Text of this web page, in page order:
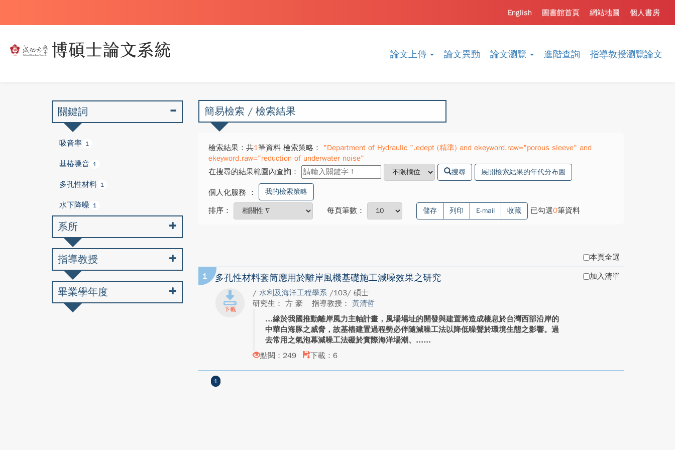
論文上傳 論文異動 論文瀏覽 進階查詢 指導教授瀏覽論文
個人書房
網站地圖
圖書館首頁
English
簡易檢索 / 檢索結果
檢索結果：共1筆資料 檢索策略：
"Department of Hydraulic ".edept (精準) and ekeyword.raw="porous sleeve" and
ekeyword.raw="reduction of underwater noise"
在搜尋的結果範圍內查詢：
搜尋 展開檢索結果的年代分布圖
個人化服務 ： 我的檢索策略
排序： 每頁筆數： 儲存 列印 E-mail 收藏 已勾選0筆資料
本頁全選
1 多孔性材料套筒應用於離岸風機基礎施工減噪效果之研究
/ 水利及海洋工程學系 /103/ 碩士
研究生： 方 豪
指導教授： 黃清哲
緣於我國推動離岸風力主軸計畫，風場場址的開發與建置將造成棲息於台灣西部沿岸的
中華白海豚之威脅，故基樁建置過程勢必伴隨減噪工法以降低噪聲於環境生態之影響。過
去常用之氣泡幕減噪工法礙於實際海洋場潮、...
點閱：249
下載：6
加入清單
1
關鍵詞
吸音率 1
基樁噪音 1
多孔性材料 1
水下降噪 1
系所
指導教授
畢業學年度